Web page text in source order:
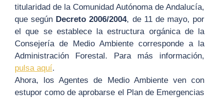
titularidad de la Comunidad Autónoma de Andalucía,
que según Decreto 2006/2004, de 11 de mayo, por
el que se establece la estructura orgánica de la
Consejería de Medio Ambiente corresponde a la
Administración Forestal. Para más información,
pulsa aquí.
Ahora, los Agentes de Medio Ambiente ven con
estupor como de aprobarse el Plan de Emergencias